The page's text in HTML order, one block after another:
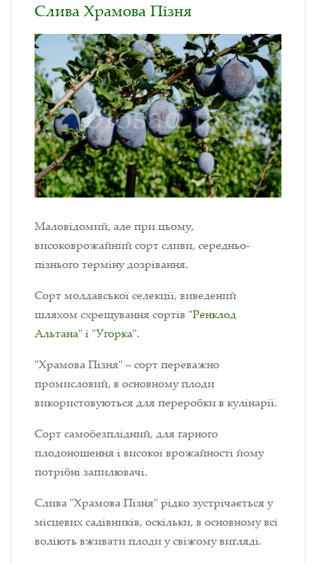
Слива Храмова Пізня
Маловідомий, але при цьому,
високоврожайний сорт сливи, середньо-
пізнього терміну дозрівання.
Сорт молдавської селекції, виведений
шляхом схрещування сортів "Ренклод
Альтана" і "Угорка".
"Храмова Пізня" – сорт переважно
промисловий, в основному плоди
використовуються для переробки в кулінарії.
Сорт самобезплідний, для гарного
плодоношення і високої врожайності йому
потрібні запилювачі.
Слива "Храмова Пізня" рідко зустрічається у
місцевих садівників, оскільки, в основному всі
воліють вживати плоди у свіжому вигляді.